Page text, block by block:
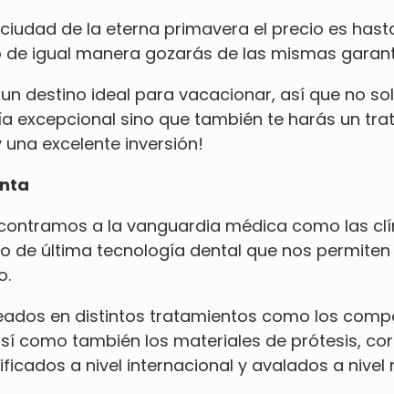
ciudad de la eterna primavera el precio es
de igual manera gozarás de las mismas
destino ideal para vacacionar, así que no
excepcional sino que también te harás un
excelente inversión!
a la vanguardia médica como las
de última tecnología dental que nos
en distintos tratamientos como los
como también los materiales de prótesis,
a nivel internacional y avalados a